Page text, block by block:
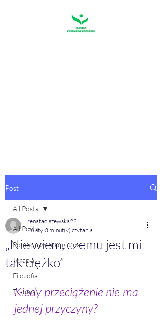
Post
All Posts
Pomoc psychologiczna
Terapia
Filozofia
Trauma
All Posts
„Nie wiem, czemu jest mi
tak ciężko”
renataolszewska22
26 sty 3 minut(y) czytania
Kiedy przeciążenie nie ma
jednej przyczyny?